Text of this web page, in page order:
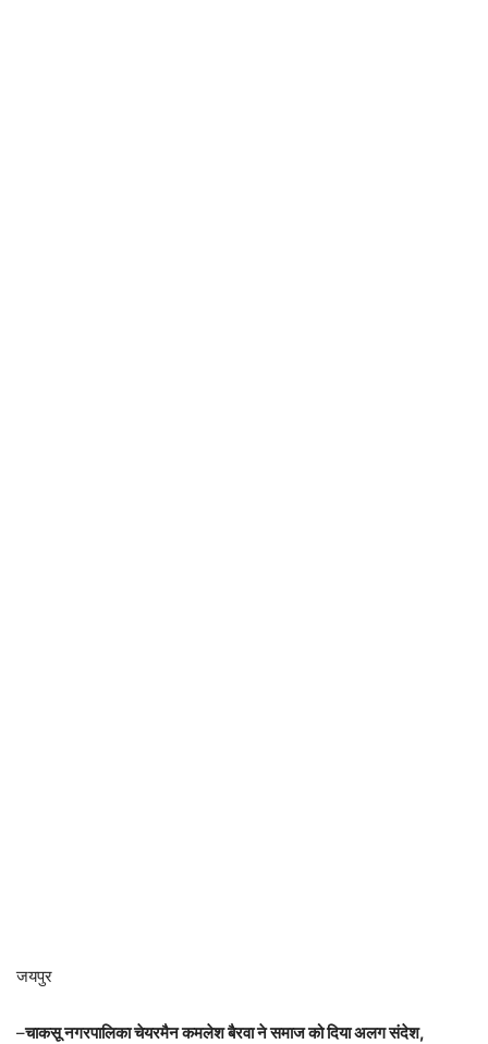
जयपुर
–चाकसू नगरपालिका चेयरमैन कमलेश बैरवा ने समाज को दिया अलग संदेश,